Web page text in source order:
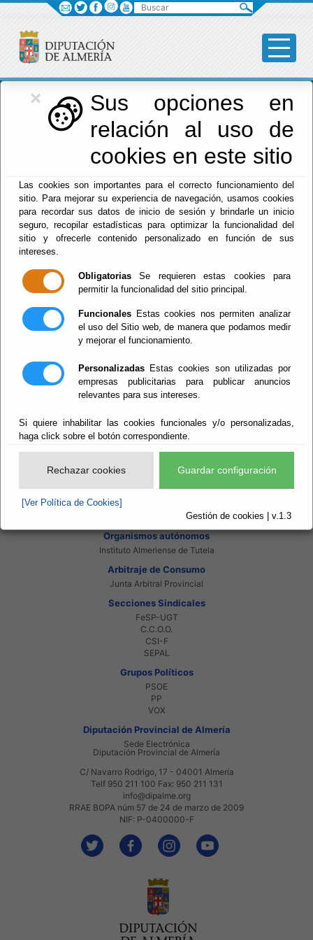
×
Sus opciones en
relación al uso de
cookies en este sitio
Las cookies son importantes para el correcto funcionamiento del
sitio. Para mejorar su experiencia de navegación, usamos cookies
para recordar sus datos de inicio de sesión y brindarle un inicio
seguro, recopilar estadísticas para optimizar la funcionalidad del
sitio y ofrecerle contenido personalizado en función de sus
intereses.
Obligatorias Se requieren estas cookies para
permitir la funcionalidad del sitio principal.
Funcionales Estas cookies nos permiten analizar
el uso del Sitio web, de manera que podamos medir
y mejorar el funcionamiento.
Personalizadas Estas cookies son utilizadas por
empresas publicitarias para publicar anuncios
relevantes para sus intereses.
Si quiere inhabilitar las cookies funcionales y/o personalizadas,
haga click sobre el botón correspondiente.
Rechazar cookies Guardar configuración
[Ver Política de Cookies]
Gestión de cookies | v.1.3
Diputación
Menú Diputación
El documento con referenciaabastecimiento-saneamiento
Red Provincial
Intranet Provincial
Intranet Beneficiarios
Servicios EE.LL.
Red Provincial
Beneficiarios Red Provincial
Punto de Informacion del Catastro
Agencia Tributaria
Junta de Andalucia
Manual del Concejal
Consorcios
Bomberos Poniente
Almanzora Levante R.T.R.S.U.
Gestión de Residuos Sector-II
Organismos autónomos
Instituto Almeriense de Tutela
Arbitraje de Consumo
Junta Arbitral Provincial
Secciones Sindicales
FeSP-UGT
C.C.O.O.
CSI-F
SEPAL
Grupos Políticos
PSOE
PP
VOX
Diputación Provincial de Almería
Sede Electrónica
Diputación Provincial de Almería
C/ Navarro Rodrigo, 17 - 04001 Almería
Telf 950 211 100 Fax: 950 211 131
info@dipalme.org
RRAE BOPA núm 57 de 24 de marzo de 2009
NIF: P-0400000-F
Buscar